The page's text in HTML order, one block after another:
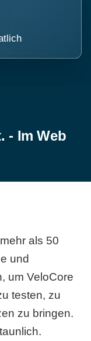
- Im Web
als 50
und
um VeloCore
testen, zu
zu bringen.